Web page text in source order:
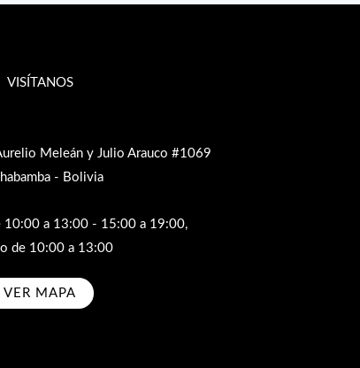
VISÍTANOS
Meleán y Julio Arauco #1069
- Bolivia
10:00 a 13:00 - 15:00 a 19:00,
de 10:00 a 13:00
VER MAPA